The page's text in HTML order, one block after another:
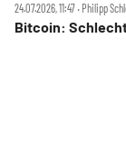
24.07.2026, 11:47 ‧ Philipp
Bitcoin: